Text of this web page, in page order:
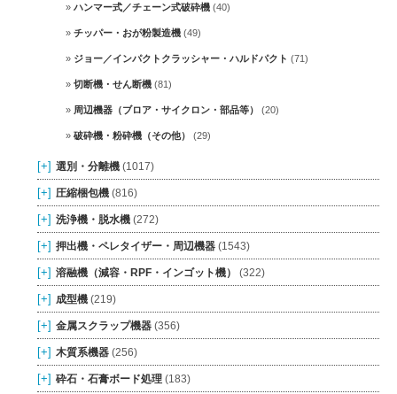
ハンマー式／チェーン式破砕機 (40)
チッパー・おが粉製造機 (49)
ジョー／インパクトクラッシャー・ハルドパクト (71)
切断機・せん断機 (81)
周辺機器（ブロア・サイクロン・部品等） (20)
破砕機・粉砕機（その他） (29)
[+] 選別・分離機 (1017)
[+] 圧縮梱包機 (816)
[+] 洗浄機・脱水機 (272)
[+] 押出機・ペレタイザー・周辺機器 (1543)
[+] 溶融機（減容・RPF・インゴット機） (322)
[+] 成型機 (219)
[+] 金属スクラップ機器 (356)
[+] 木質系機器 (256)
[+] 砕石・石膏ボード処理 (183)